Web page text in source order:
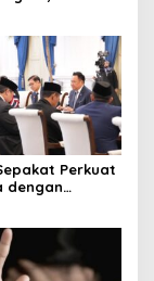
Perkuat
dengan